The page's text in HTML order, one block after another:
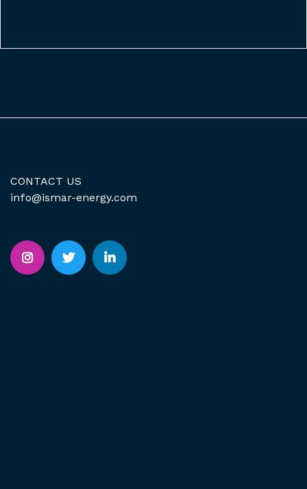
CONTACT US
info@ismar-energy.com